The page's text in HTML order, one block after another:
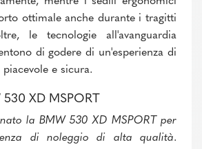
ottimale anche durante i tragitti
le tecnologie all'avanguardia
di godere di un'esperienza di
e sicura.
XD MSPORT
la BMW 530 XD MSPORT per
di noleggio di alta qualità.